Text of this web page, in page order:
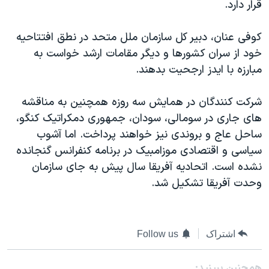
فرهنگ و زندگی
حقوق شهروندی
اقتصادی
علم و فناوری
اسرائیل در جنگ
گالری عکس
آرشیو پخش زنده
مستندها
انتخابات ریاست جمهوری آمریکا ۲۰۲۴
حمله جمهوری اسلامی به اسرائیل
رمز مهسا
ورزش زنان در ایران
اعتراضات زن، زندگی، آزادی
مجموعه مستندهای دادخواهی
تریبونال مردمی آبان ۹۸
دادگاه حمید نوری
قانون شفافیت دارائی کادر رهبری ایران
اعتراضات مردمی آبان ۹۸
دنبال کنید
زبانهای مختلف
قرار دارد.
کوفی عنان، دبير کل سازمان ملل متحد در نطق افتتاحيه
خود از سران کشورها و ديگر مقامات ارشد خواست به
مبارزه با ايدز ارجحيت بدهند.
شرکت کنندگان در همايش سه روزه همچنين به مناقشه
های جاری در سومالی، سودان، جمهوری دمکراتيک کنگو،
ساحل عاج و بروندی نيز خواهند پرداخت. اما آشوب
سياسی و اقتصادی موزامبيک در برنامه کنفرانس گنجانده
نشده است. اتحاديه آفريقا سال پيش به جای سازمان
وحدت آفريقا تشکيل شد.
اشتراک Follow us